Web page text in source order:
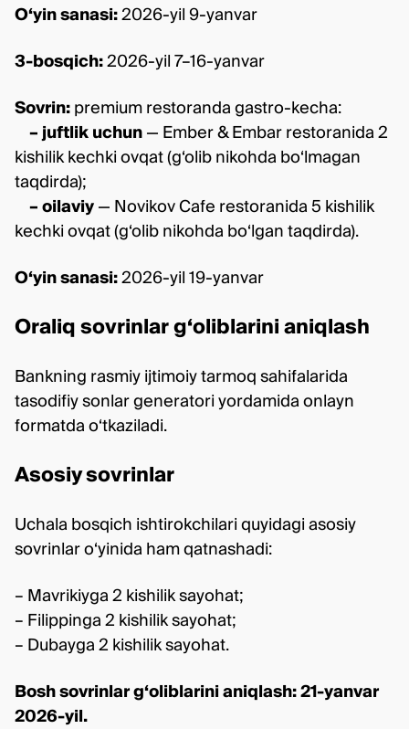
O‘yin sanasi:2026-yil 9-yanvar
3-bosqich:2026-yil 7–16-yanvar
Sovrin:premium restoranda gastro-kecha:
– juftlik uchun— Ember & Embar restoranida 2
kishilik kechki ovqat (g‘olib nikohda bo‘lmagan
taqdirda);
– oilaviy— Novikov Cafe restoranida 5 kishilik
kechki ovqat (g‘olib nikohda bo‘lgan taqdirda).
O‘yin sanasi:2026-yil 19-yanvar
Oraliq sovrinlar g‘oliblarini aniqlash
Bankning rasmiy ijtimoiy tarmoq sahifalarida
tasodifiy sonlar generatori yordamida onlayn
formatda o‘tkaziladi.
Asosiy sovrinlar
Uchala bosqich ishtirokchilari quyidagi asosiy
sovrinlar o‘yinida ham qatnashadi:
– Mavrikiyga 2 kishilik sayohat;
– Filippinga 2 kishilik sayohat;
– Dubayga 2 kishilik sayohat.
Bosh sovrinlar g‘oliblarini aniqlash: 21-yanvar
2026-yil.